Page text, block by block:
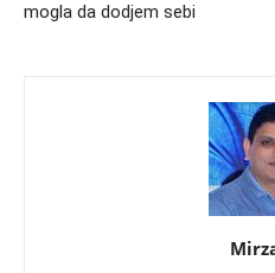
mogla da dodjem sebi